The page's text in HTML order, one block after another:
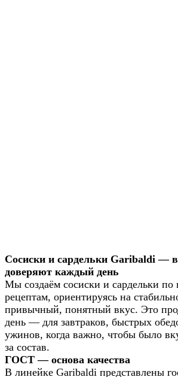
Сосиски и сардельки Garibaldi —
доверяют каждый день
Мы создаём сосиски и сардельки
рецептам, ориентируясь на
привычный, понятный вкус. Это
день — для завтраков, быстрых
ужинов, когда важно, чтобы было
за состав.
ГОСТ — основа качества
В линейке Garibaldi представлены